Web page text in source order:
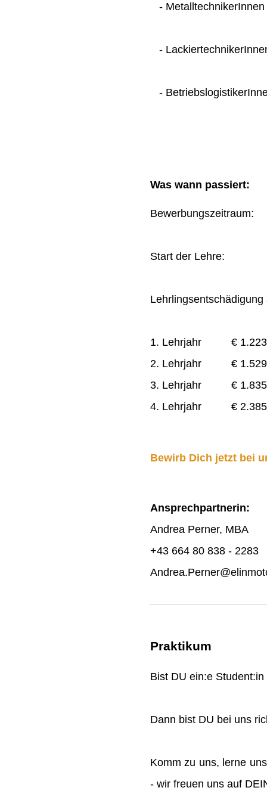
-
-
-
Was wann passiert:
Start der Lehre:
1. Lehrjahr €
2. Lehrjahr €
3. Lehrjahr €
4. Lehrjahr €
Bewirb Dich jetzt bei
Ansprechpartnerin:
Andrea Perner, MBA
+43 664 80 838 - 2283
Praktikum
Bist DU ein:e
Dann bist DU bei uns
Komm zu uns, lerne
- wir freuen uns auf